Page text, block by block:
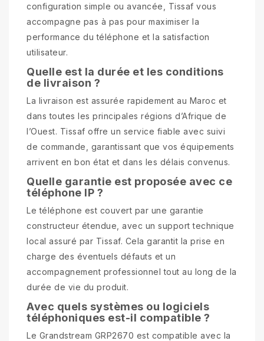
configuration simple ou avancée, Tissaf vous
accompagne pas à pas pour maximiser la
performance du téléphone et la satisfaction
utilisateur.
Quelle est la durée et les conditions
de livraison ?
La livraison est assurée rapidement au Maroc et
dans toutes les principales régions d’Afrique de
l’Ouest. Tissaf offre un service fiable avec suivi
de commande, garantissant que vos équipements
arrivent en bon état et dans les délais convenus.
Quelle garantie est proposée avec ce
téléphone IP ?
Le téléphone est couvert par une garantie
constructeur étendue, avec un support technique
local assuré par Tissaf. Cela garantit la prise en
charge des éventuels défauts et un
accompagnement professionnel tout au long de la
durée de vie du produit.
Avec quels systèmes ou logiciels
téléphoniques est-il compatible ?
Le Grandstream GRP2670 est compatible avec la